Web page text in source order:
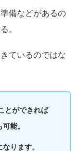
備などがあるの
。
ているのではな
とができれば
能。
ります。